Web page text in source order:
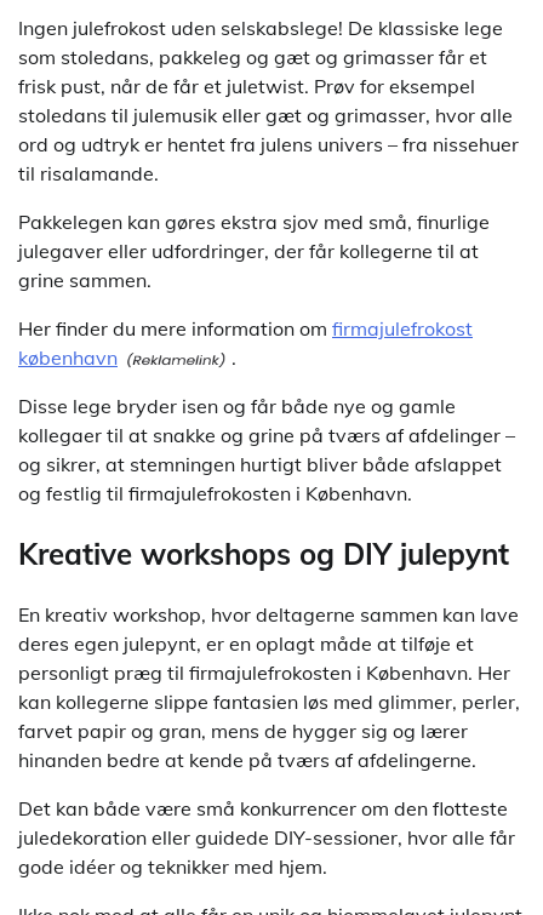
Ingen julefrokost uden selskabslege! De klassiske lege
som stoledans, pakkeleg og gæt og grimasser får et
frisk pust, når de får et juletwist. Prøv for eksempel
stoledans til julemusik eller gæt og grimasser, hvor alle
ord og udtryk er hentet fra julens univers – fra nissehuer
til risalamande.
Pakkelegen kan gøres ekstra sjov med små, finurlige
julegaver eller udfordringer, der får kollegerne til at
grine sammen.
Her finder du mere information om firmajulefrokost
københavn
.
Disse lege bryder isen og får både nye og gamle
kollegaer til at snakke og grine på tværs af afdelinger –
og sikrer, at stemningen hurtigt bliver både afslappet
og festlig til firmajulefrokosten i København.
Kreative workshops og DIY julepynt
En kreativ workshop, hvor deltagerne sammen kan lave
deres egen julepynt, er en oplagt måde at tilføje et
personligt præg til firmajulefrokosten i København. Her
kan kollegerne slippe fantasien løs med glimmer, perler,
farvet papir og gran, mens de hygger sig og lærer
hinanden bedre at kende på tværs af afdelingerne.
Det kan både være små konkurrencer om den flotteste
juledekoration eller guidede DIY-sessioner, hvor alle får
gode idéer og teknikker med hjem.